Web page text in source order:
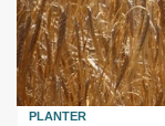
PLANTER